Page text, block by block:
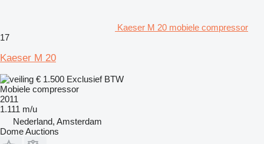
Kaeser M 20 mobiele compressor
17
Kaeser M 20
€ 1.500 Exclusief BTW
Mobiele compressor
2011
1.111 m/u
Nederland, Amsterdam
Dome Auctions